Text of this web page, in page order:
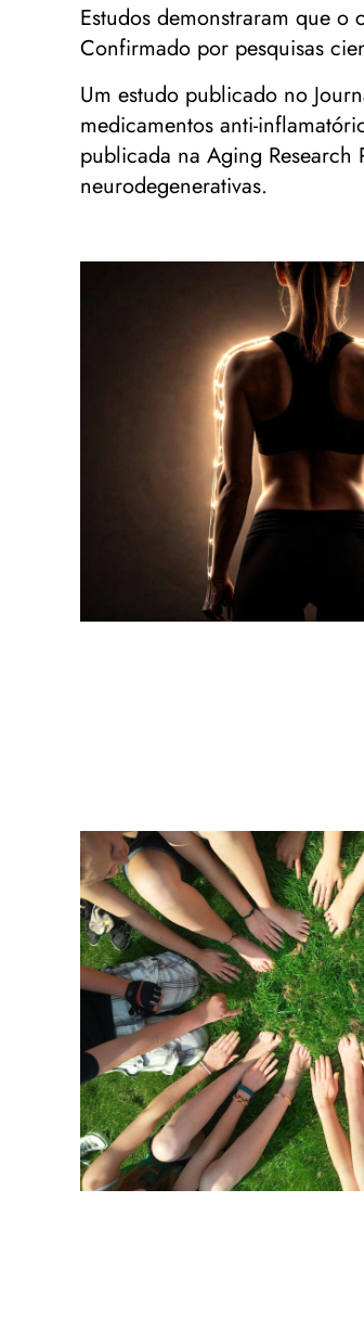
Estudos demonstraram que
Confirmado por pesquisas
Um estudo publicado no
medicamentos anti-
publicada na Aging Research
neurodegenerativas.